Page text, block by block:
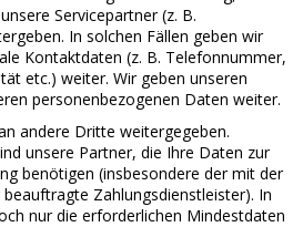
Servicepartner (z. B.
In solchen Fällen geben wir
Kontaktdaten (z. B. Telefonnummer,
etc.) weiter. Wir geben unseren
personenbezogenen Daten weiter.
andere Dritte weitergegeben.
unsere Partner, die Ihre Daten zur
benötigen (insbesondere der mit der
Zahlungsdienstleister). In
nur die erforderlichen Mindestdaten